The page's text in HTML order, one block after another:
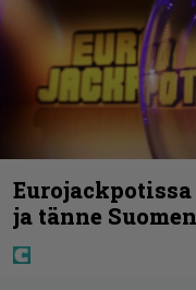
ja tänne